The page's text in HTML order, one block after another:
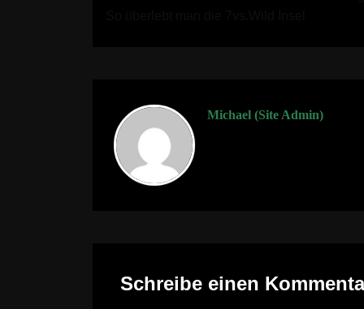
Michael (Site Admin)
Schreibe einen